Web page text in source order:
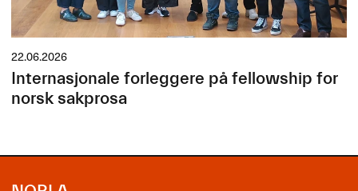
22.06.2026
Internasjonale forleggere på fellowship for
norsk sakprosa